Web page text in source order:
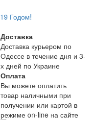
Доставка
Доставка курьером по
Одессе в течение дня и 3-
х дней по Украине
Оплата
Вы можете оплатить
товар наличными при
получении или картой в
режиме on-line на сайте